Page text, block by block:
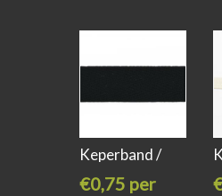
Keperband /
€0,75 per